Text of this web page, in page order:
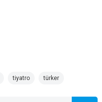
tiyatro türker